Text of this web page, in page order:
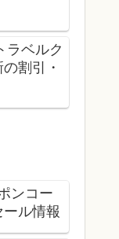
ラベルク
割引・
ンコー
ール情報